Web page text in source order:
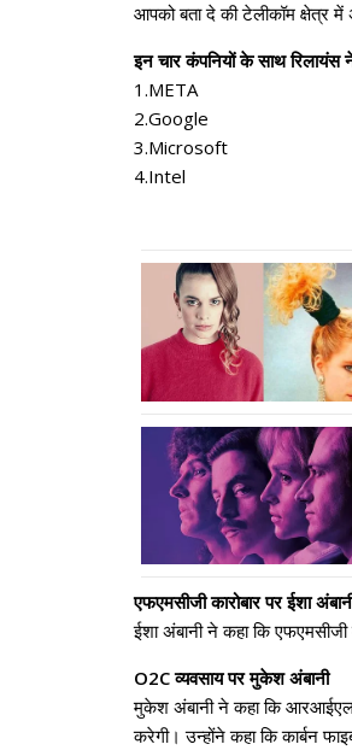
आपको बता दे की टेलीकॉम क्षेत्र
इन चार कंपनियों के साथ रिलायंस
1.META
2.Google
3.Microsoft
4.Intel
एफएमसीजी कारोबार पर ईशा
ईशा अंबानी ने कहा कि
O2C व्यवसाय पर मुकेश अंबानी
मुकेश अंबानी ने कहा कि
करेगी।उन्होंने कहा कि कार्बन